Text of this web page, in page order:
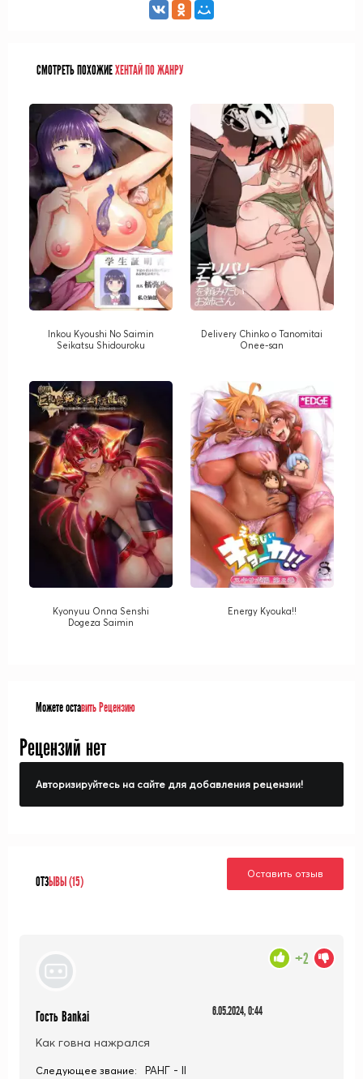
СМОТРЕТЬ ПОХОЖИЕХЕНТАЙ ПО ЖАНРУ
Inkou Kyoushi No Saimin
Seikatsu Shidouroku
Delivery Chinko o Tanomitai
Onee-san
Kyonyuu Onna Senshi
Dogeza Saimin
Energy Kyouka!!
Можете оставить Рецензию
Рецензий нет
Авторизируйтесь на сайте для добавления рецензии!
ОТЗЫВЫ (15)
Оставить отзыв
Гость Bankai 6.05.2024, 0:44
Как говна нажрался
+2
Следующее звание: РАНГ - II